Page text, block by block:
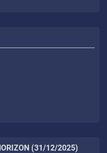
(31/12/2025)